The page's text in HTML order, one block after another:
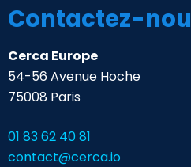
Contactez-
Cerca Europe
54-56 Avenue Hoche
75008 Paris
01 83 62 40 81
contact@cerca.io